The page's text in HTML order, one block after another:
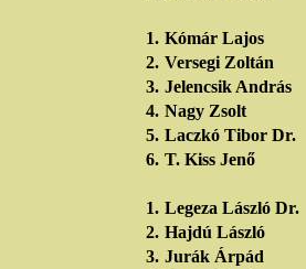
1. Kómár Lajos
2. Versegi Zoltán
3. Jelencsik András
4. Nagy Zsolt
5. Laczkó Tibor Dr.
6. T. Kiss Jenő
1. Legeza László Dr.
2. Hajdú László
3. Jurák Árpád